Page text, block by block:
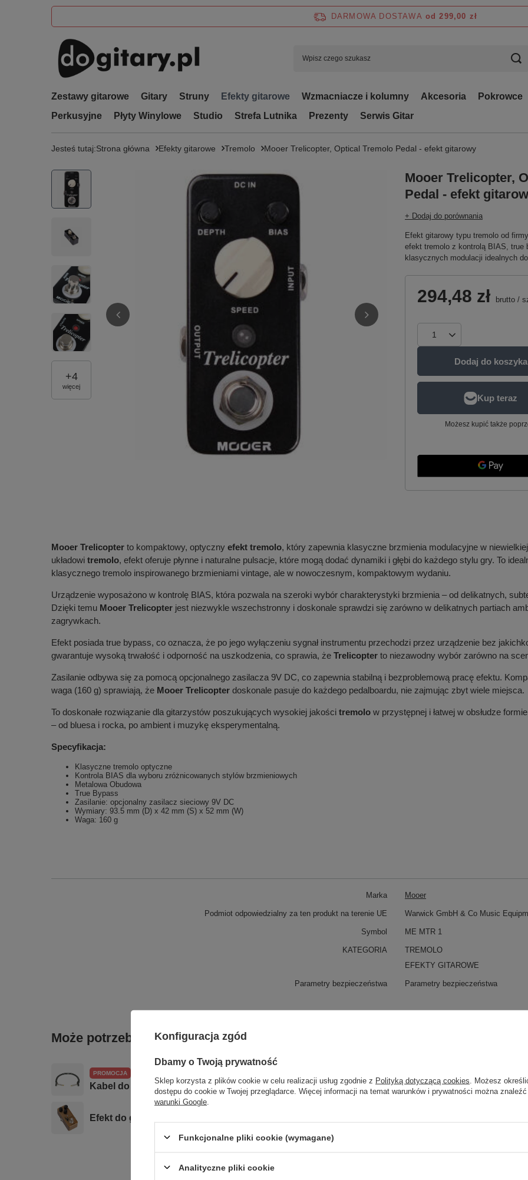
DARMOWA DOSTAWA od 299,00 zł
Zestawy gitarowe Gitary Struny Efekty gitarowe Wzmacniacze i kolumny Akcesoria Pokrowce
Perkusyjne
Płyty Winylowe Studio Strefa Lutnika Prezenty Serwis Gitar
Jesteś tutaj:Strona główna Efekty gitarowe Tremolo Mooer Trelicopter, Optical Tremolo Pedal - efekt gitarowy
+4
więcej
Mooer Trelicopter,
Pedal - efekt
+ Dodaj do porównania
Efekt gitarowy typu tremolo od
efekt tremolo z kontrolą BIAS, true
klasycznych modulacji idealnych
294,48 zł brutto /
Dodaj do koszyka
Możesz kupić także
Mooer Trelicopter to kompaktowy, optyczny efekt tremolo, który zapewnia klasyczne brzmienia modulacyjne w
układowi tremolo, efekt oferuje płynne i naturalne pulsacje, które mogą dodać dynamiki i głębi do każdego stylu gry. To
klasycznego tremolo inspirowanego brzmieniami vintage, ale w nowoczesnym, kompaktowym wydaniu.
Urządzenie wyposażono w kontrolę BIAS, która pozwala na szeroki wybór charakterystyki brzmienia – od delikatnych,
Dzięki temu Mooer Trelicopter jest niezwykle wszechstronny i doskonale sprawdzi się zarówno w delikatnych partiach
zagrywkach.
Efekt posiada true bypass, co oznacza, że po jego wyłączeniu sygnał instrumentu przechodzi przez urządzenie bez
gwarantuje wysoką trwałość i odporność na uszkodzenia, co sprawia, że Trelicopter to niezawodny wybór zarówno na
Zasilanie odbywa się za pomocą opcjonalnego zasilacza 9V DC, co zapewnia stabilną i bezproblemową pracę efektu.
waga (160 g) sprawiają, że Mooer Trelicopter doskonale pasuje do każdego pedalboardu, nie zajmując zbyt wiele miejsca.
To doskonałe rozwiązanie dla gitarzystów poszukujących wysokiej jakości tremolo w przystępnej i łatwej w obsłudze
– od bluesa i rocka, po ambient i muzykę eksperymentalną.
Specyfikacja:
Klasyczne tremolo optyczne
Kontrola BIAS dla wyboru zróżnicowanych stylów brzmieniowych
Metalowa Obudowa
True Bypass
Zasilanie: opcjonalny zasilacz sieciowy 9V DC
Wymiary: 93.5 mm (D) x 42 mm (S) x 52 mm (W)
Waga: 160 g
Marka Mooer
Podmiot odpowiedzialny za ten produkt na terenie UE Warwick GmbH & Co Music
Symbol ME MTR 1
KATEGORIA
TREMOLO
EFEKTY GITAROWE
Parametry bezpieczeństwa Parametry bezpieczeństwa
Może potrzebujesz tego do gitary
PROMOCJA
Kabel do łączenia efektów gitarowych KLOTZ VINPAN0015 Jk/Jk 15cm
Efekt do gitary distortion NUX NOD-1 HORSEMAN Dual overdrive
Konfiguracja zgód
Dbamy o Twoją prywatność
Sklep korzysta z plików cookie w celu realizacji usług zgodnie z Polityką dotyczącą cookies . Możesz
dostępu do cookie w Twojej przeglądarce. Więcej informacji na temat warunków i prywatności można
warunki Google
Funkcjonalne pliki cookie (wymagane)
Analityczne pliki cookie